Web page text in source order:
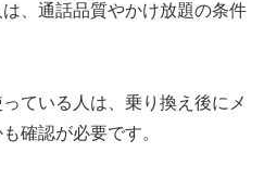
、通話品質やかけ放題の条件
ている人は、乗り換え後にメ
確認が必要です。